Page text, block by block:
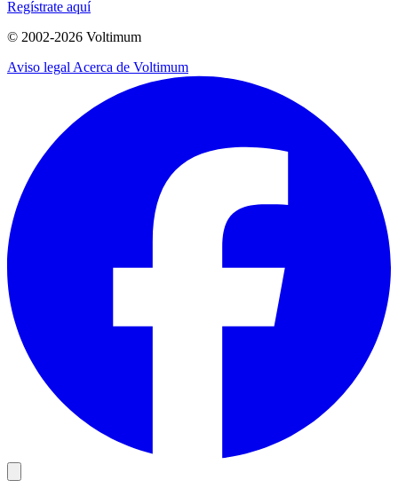
Regístrate aquí
© 2002-2026 Voltimum
Aviso legal Acerca de Voltimum